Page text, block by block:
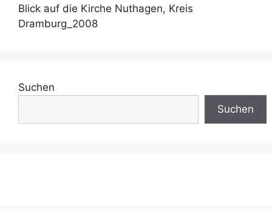
Blick auf die Kirche Nuthagen, Kreis
Dramburg_2008
Suchen
Suchen